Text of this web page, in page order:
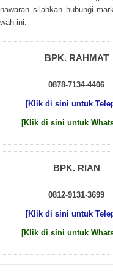
sіlаhkаn hubungі
іnі:
BPK. RAHMAT
0878-7134-4406
[Klik di sini untuk
[Klik di sini untuk
BPK. RIAN
0812-9131-3699
[Klik di sini untuk
[Klik di sini untuk